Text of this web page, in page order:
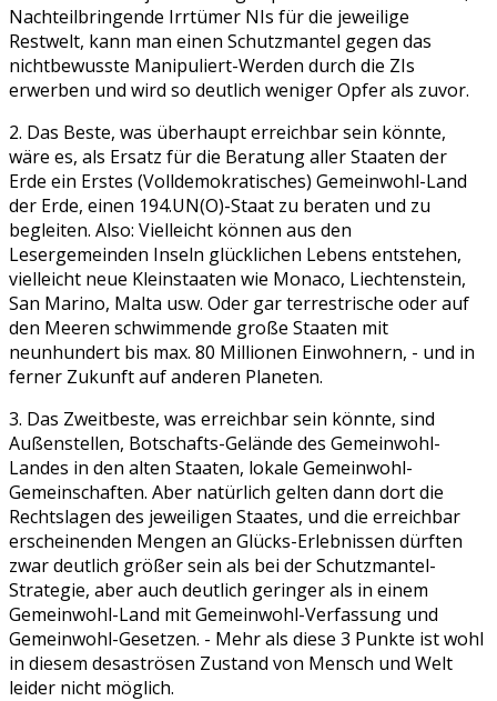
Nachteilbringende Irrtümer NIs für die jeweilige
Restwelt, kann man einen Schutzmantel gegen das
nichtbewusste Manipuliert-Werden durch die ZIs
erwerben und wird so deutlich weniger Opfer als zuvor.
2. Das Beste, was überhaupt erreichbar sein könnte,
wäre es, als Ersatz für die Beratung aller Staaten der
Erde ein Erstes (Volldemokratisches) Gemeinwohl-Land
der Erde, einen 194.UN(O)-Staat zu beraten und zu
begleiten. Also: Vielleicht können aus den
Lesergemeinden Inseln glücklichen Lebens entstehen,
vielleicht neue Kleinstaaten wie Monaco, Liechtenstein,
San Marino, Malta usw. Oder gar terrestrische oder auf
den Meeren schwimmende große Staaten mit
neunhundert bis max. 80 Millionen Einwohnern, - und in
ferner Zukunft auf anderen Planeten.
3. Das Zweitbeste, was erreichbar sein könnte, sind
Außenstellen, Botschafts-Gelände des Gemeinwohl-
Landes in den alten Staaten, lokale Gemeinwohl-
Gemeinschaften. Aber natürlich gelten dann dort die
Rechtslagen des jeweiligen Staates, und die erreichbar
erscheinenden Mengen an Glücks-Erlebnissen dürften
zwar deutlich größer sein als bei der Schutzmantel-
Strategie, aber auch deutlich geringer als in einem
Gemeinwohl-Land mit Gemeinwohl-Verfassung und
Gemeinwohl-Gesetzen. - Mehr als diese 3 Punkte ist wohl
in diesem desaströsen Zustand von Mensch und Welt
leider nicht möglich.